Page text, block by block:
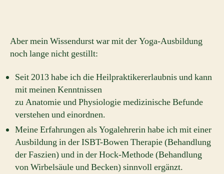
Aber mein Wissendurst war mit der Yoga-Ausbildung
noch lange nicht gestillt:
Seit 2013 habe ich die Heilpraktikererlaubnis und kann
mit meinen Kenntnissen
zu Anatomie und Physiologie medizinische Befunde
verstehen und einordnen.
Meine Erfahrungen als Yogalehrerin habe ich mit einer
Ausbildung in der ISBT-Bowen Therapie (Behandlung
der Faszien) und in der Hock-Methode (Behandlung
von Wirbelsäule und Becken) sinnvoll ergänzt.